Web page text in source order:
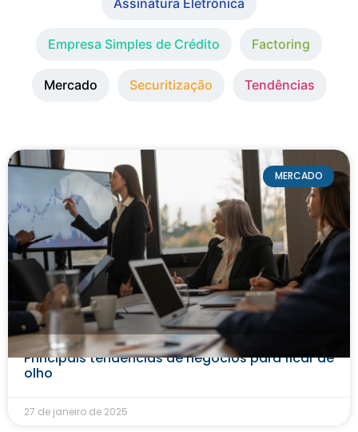
Assinatura Eletrônica
Empresa Simples de Crédito Factoring
Mercado Securitização Tendências
MERCADO
Principais tendências de negócios para ficar de
olho
27 de janeiro de 2025